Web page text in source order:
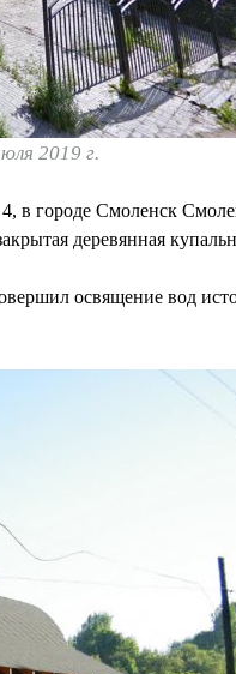
2019 г.
в городе Смоленск
деревянная
освящение вод